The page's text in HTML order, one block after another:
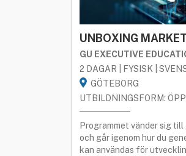
LICENSIERAD
UNBOXING
GU EXECUTIVE
2 DAGAR | FYSISK |
GÖTEBORG
UTBILDNINGSFORM:
Programmet vänder sig
och går igenom hur du
kan användas för